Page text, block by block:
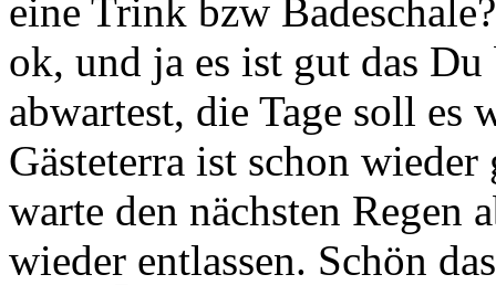
eine Trink bzw
ok, und ja es ist gut das Du
abwartest, die Tage soll es
Gästeterra ist schon
warte den nächsten Regen
wieder entlassen. Schön